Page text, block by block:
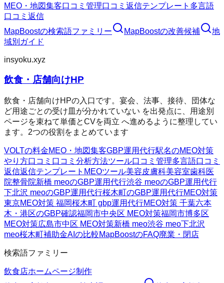
MEO・地図集客口コミ管理口コミ返信テンプレート 多言語
口コミ返信
MapBoostの検索語ファミリー MapBoostの改善候補
地
域別ガイド
insyoku.xyz
飲食・店舗向けHP
飲食・店舗向けHPの入口です。宴会、法事、接待、団体な
ど用途ごとの受け皿が分かれていない を出発点に、用途別
ページを束ねて単価とCVを両立 へ進めるように整理してい
ます。2つの役割をまとめています
VOLTの料金MEO・地図集客GBP運用代行駅名のMEO対策
やり方口コミ 口コミ分析方法ツール口コミ管理多言語口コミ
返信返信テンプレート MEOツール美容皮膚科美容室歯科医
院整骨院新橋 meoのGBP運用代行渋谷 meoのGBP運用代行
下北沢 meoのGBP運用代行桜木町のGBP運用代行MEO対策
東京MEO対策 福岡桜木町 gbp運用代行MEO対策 千葉六本
木・港区のGBP確認福岡市中央区 MEO対策福岡市博多区
MEO対策広島市中区 MEO対策新橋 meo渋谷 meo下北沢
meo桜木町補助金AIの比較MapBoostのFAQ廃業・閉店
検索語ファミリー
飲食店ホームページ制作